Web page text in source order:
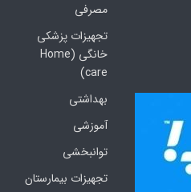
مصرفی
تجهیزات پزشکی
خانگی (Home
care)
بهداشتی
آموزشی
توانبخشی
تجهیزات بیمارستان